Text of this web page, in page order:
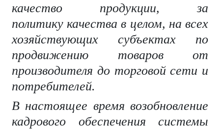
качество продукции, за
политику качества в целом, на всех
хозяйствующих субъектах по
продвижению товаров от
производителя до торговой сети и
потребителей.
В настоящее время возобновление
кадрового обеспечения системы